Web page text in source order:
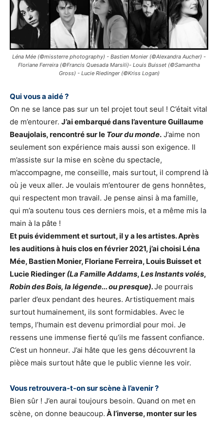
Léna Mée (©missterre photography) - Bastien Monier (©Alexandra Aucher) -
Floriane Ferreira (©Francis Quesada Marsili)- Louis Buisset (©Samantha
Gross) - Lucie Riedinger (©Kriss Logan)
Qui vous a aidé ?
On ne se lance pas sur un tel projet tout seul ! C’était vital
de m’entourer. J’ai embarqué dans l’aventure Guillaume
Beaujolais, rencontré sur le Tour du monde. J’aime non
seulement son expérience mais aussi son exigence. Il
m’assiste sur la mise en scène du spectacle,
m’accompagne, me conseille, mais surtout, il comprend là
où je veux aller. Je voulais m’entourer de gens honnêtes,
qui respectent mon travail. Je pense ainsi à ma famille,
qui m’a soutenu tous ces derniers mois, et a même mis la
main à la pâte !
Et puis évidemment et surtout, il y a les artistes. Après
les auditions à huis clos en février 2021, j’ai choisi Léna
Mée, Bastien Monier, Floriane Ferreira, Louis Buisset et
Lucie Riedinger (La Famille Addams,Les Instants volés,
Robin des Bois, la légende... ou presque).Je pourrais
parler d’eux pendant des heures. Artistiquement mais
surtout humainement, ils sont formidables. Avec le
temps, l’humain est devenu primordial pour moi. Je
ressens une immense fierté qu’ils me fassent confiance.
C’est un honneur. J’ai hâte que les gens découvrent la
pièce mais surtout hâte que le public vienne les voir.
Vous retrouvera-t-on sur scène à l’avenir ?
Bien sûr ! J’en aurai toujours besoin. Quand on met en
scène, on donne beaucoup. À l’inverse, monter sur les